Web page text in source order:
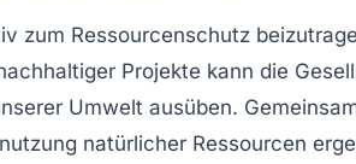
zum Ressourcenschutz
Projekte kann die
Umwelt ausüben.
natürlicher Ressourcen